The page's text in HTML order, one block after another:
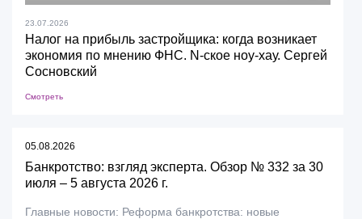
23.07.2026
Налог на прибыль застройщика: когда возникает
экономия по мнению ФНС. N-ское ноу-хау. Сергей
Сосновский
Смотреть
05.08.2026
Банкротство: взгляд эксперта. Обзор № 332 за 30
июля – 5 августа 2026 г.
Главные новости: Реформа банкротства: новые